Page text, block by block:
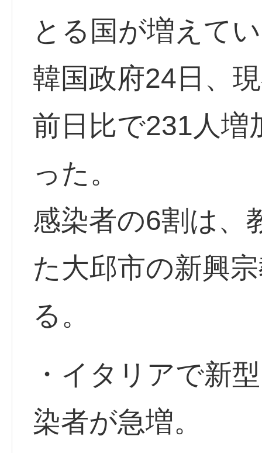
とる国が増えて
韓国政府24日、
前日比で231人増
った。
感染者の6割は、
た大邱市の新興
る。
・イタリアで新
染者が急増。